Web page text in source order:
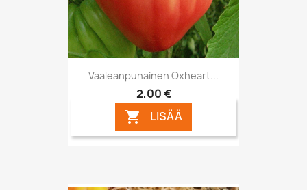
Vaaleanpunainen Oxheart...
2,00 €
 LISÄÄ